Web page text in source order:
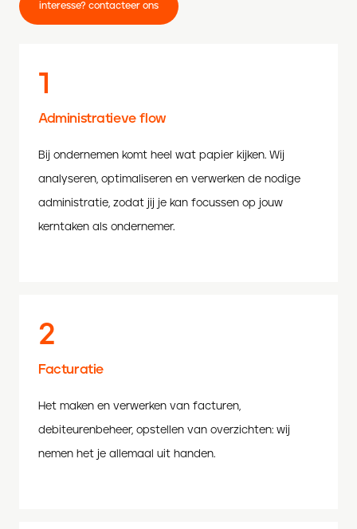
interesse? contacteer ons
1
Administratieve flow
Bij ondernemen komt heel wat papier kijken. Wij
analyseren, optimaliseren en verwerken de nodige
administratie, zodat jij je kan focussen op jouw
kerntaken als ondernemer.
2
Facturatie
Het maken en verwerken van facturen,
debiteurenbeheer, opstellen van overzichten: wij
nemen het je allemaal uit handen.